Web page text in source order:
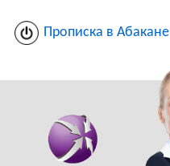
Прописка в Абакане